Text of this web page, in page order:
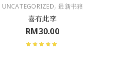
UNCATEGORIZED,最新书籍
喜有此李
RM30.00